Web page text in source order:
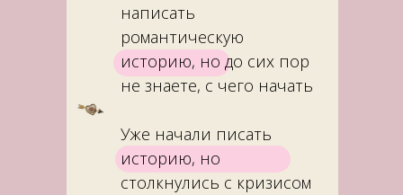
написать
романтическую
историю, но до сих пор
не знаете, с чего начать
Уже начали писать
историю, но
столкнулись с кризисом